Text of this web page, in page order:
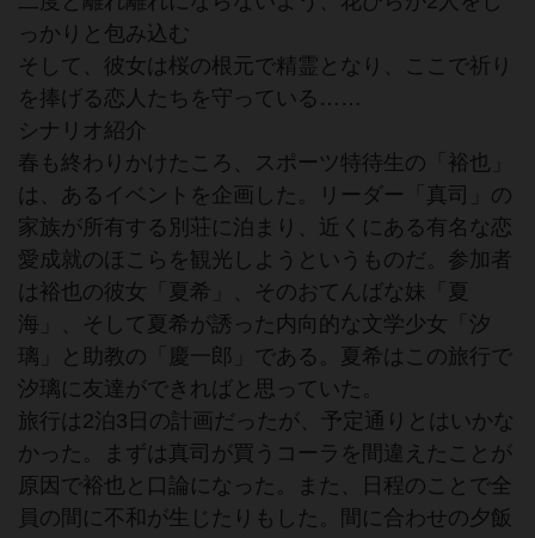
っかりと包み込む
そして、彼女は桜の根元で精霊となり、ここで祈り
を捧げる恋人たちを守っている……
シナリオ紹介
春も終わりかけたころ、スポーツ特待生の「裕也」
は、あるイベントを企画した。リーダー「真司」の
家族が所有する別荘に泊まり、近くにある有名な恋
愛成就のほこらを観光しようというものだ。参加者
は裕也の彼女「夏希」、そのおてんばな妹「夏
海」、そして夏希が誘った内向的な文学少女「汐
璃」と助教の「慶一郎」である。夏希はこの旅行で
汐璃に友達ができればと思っていた。
旅行は2泊3日の計画だったが、予定通りとはいかな
かった。まずは真司が買うコーラを間違えたことが
原因で裕也と口論になった。また、日程のことで全
員の間に不和が生じたりもした。間に合わせの夕飯